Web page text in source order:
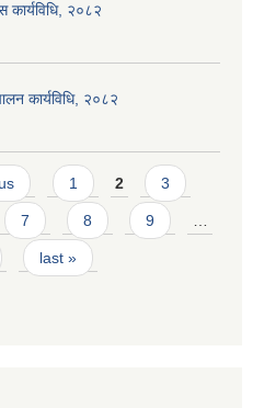
२०८२
कार्यविधि, २०८२
1 2 3
7 8 9
last »